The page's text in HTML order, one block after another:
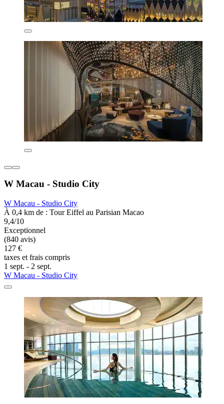
W Macau - Studio City
W Macau - Studio City
À 0,4 km de : Tour Eiffel au Parisian Macao
9,4/10
Exceptionnel
(840 avis)
127 €
taxes et frais compris
1 sept. - 2 sept.
W Macau - Studio City